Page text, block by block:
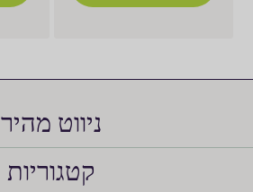
ניווט מהיר
קטגוריות